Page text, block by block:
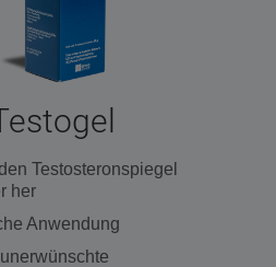
Testosteronspiegel
her
Anwendung